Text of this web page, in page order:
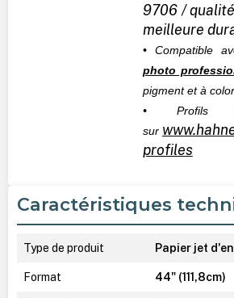
9706 /
meilleure
• Compatible
photo
pigment et à
• Profils
sur
profiles
Caractéristiques
Type de produit Papier jet
Format 44" (111,8cm)